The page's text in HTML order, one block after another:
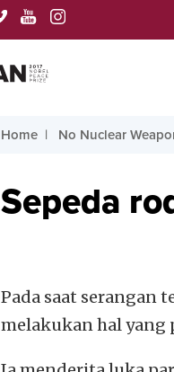
Home No Nuclear
Sepeda
Pada saat serangan
melakukan hal yang